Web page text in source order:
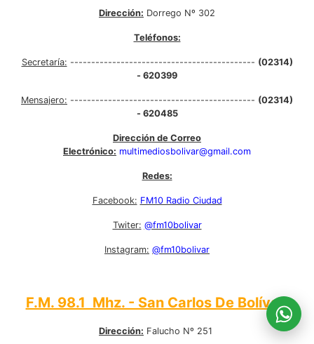
Dirección: Dorrego Nº 302
Teléfonos:
Secretaría: -------------------------------------------- (02314)
- 620399
Mensajero: -------------------------------------------- (02314)
- 620485
Dirección de Correo
Electrónico: multimediosbolivar@gmail.com
Redes:
Facebook: FM10 Radio Ciudad
Twiter: @fm10bolivar
Instagram: @fm10bolivar
F.M. 98.1 Mhz. - San Carlos De Bolívar:
Dirección: Falucho Nº 251